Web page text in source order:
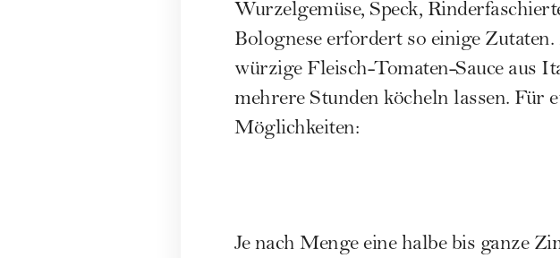
Wurzelgemüse, Speck,
Bolognese erfordert so einige
würzige Fleisch-Tomaten-Sauce aus
mehrere Stunden köcheln lassen. Für
Möglichkeiten:
Je nach Menge eine halbe bis ganze